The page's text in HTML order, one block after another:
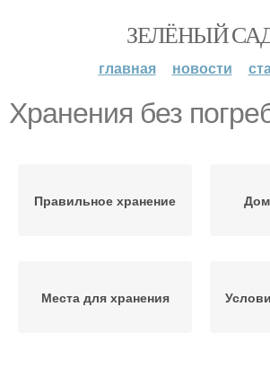
ЗЕЛЁНЫЙ
главная новости
Хранения без
Правильное хранение Дом
Места для хранения